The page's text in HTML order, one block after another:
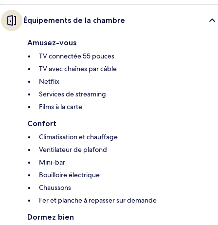
Équipements de la chambre
Amusez-vous
TV connectée 55 pouces
TV avec chaînes par câble
Netflix
Services de streaming
Films à la carte
Confort
Climatisation et chauffage
Ventilateur de plafond
Mini-bar
Bouilloire électrique
Chaussons
Fer et planche à repasser sur demande
Dormez bien